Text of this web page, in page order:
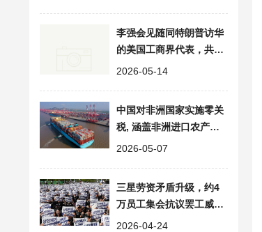
李强会见随同特朗普访华
的美国工商界代表，共话
中美经贸合作
2026-05-14
中国对非洲国家实施零关
税, 涵盖非洲进口农产品/
矿产资源/工业品等全品类
2026-05-07
三星劳资矛盾升级，约4
万员工集会抗议罢工威胁
要求涨薪分红
2026-04-24